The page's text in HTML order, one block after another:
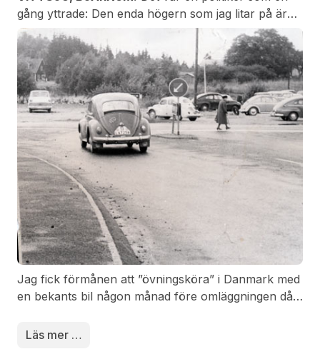
gång yttrade: Den enda högern som jag litar på är
Ingemar Johanssons! För min del litade inte jag på
att högertrafiken skulle bli någon framgång för
trafiksäkerheten.
Jag fick förmånen att ”övningsköra” i Danmark med
en bekants bil någon månad före omläggningen då
Förberedelserna inför införandet av högertrafiken
Läs mer …